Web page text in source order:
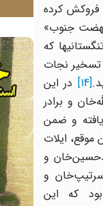
سفلی فروکش کرده
جنوب»
که
تسخیر نجات
[14]
در این
و برادر
و ضمن
موقع،‌ ایلات
و
و
که این